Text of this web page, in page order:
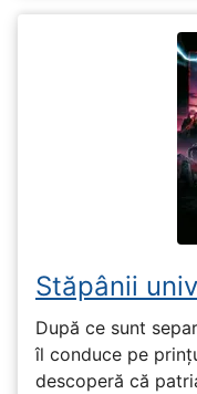
Stăpânii
După ce sunt
îl conduce pe
descoperă că